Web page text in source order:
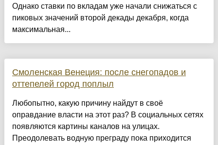
Однако ставки по вкладам уже начали снижаться с
пиковых значений второй декады декабря, когда
максимальная...
Смоленская Венеция: после снегопадов и
оттепелей город поплыл
Любопытно, какую причину найдут в своё
оправдание власти на этот раз? В социальных сетях
появляются картины каналов на улицах.
Преодолевать водную преграду пока приходится